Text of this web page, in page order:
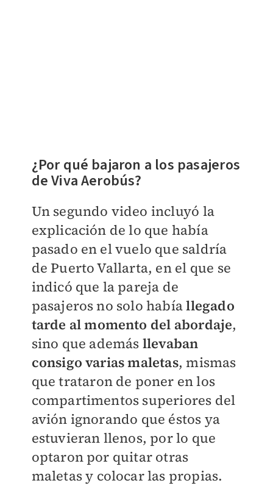
¿Por qué bajaron a los pasajeros
de Viva Aerobús?
Un segundo video incluyó la
explicación de lo que había
pasado en el vuelo que saldría
de Puerto Vallarta, en el que se
indicó que la pareja de
pasajeros no solo habíallegado
tarde al momento del abordaje,
sino que además llevaban
consigo varias maletas, mismas
que trataron de poner en los
compartimentos superiores del
avión ignorando que éstos ya
estuvieran llenos, por lo que
optaron por quitar otras
maletas y colocar las propias.